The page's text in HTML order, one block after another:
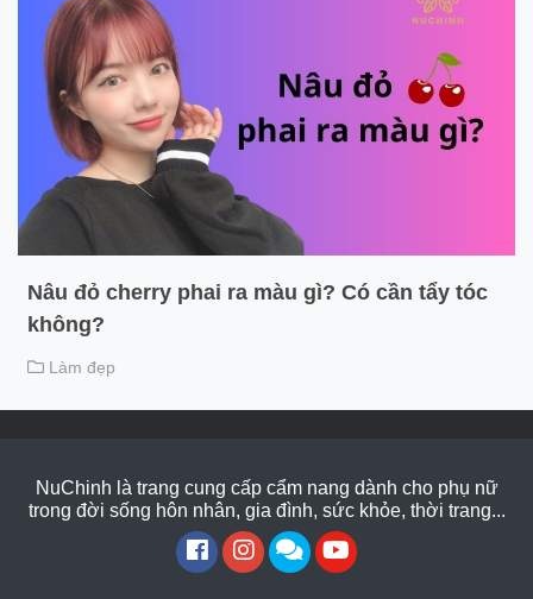
Nâu đỏ cherry phai ra màu gì? Có cần tẩy tóc
không?
Làm đẹp
NuChinh là trang cung cấp cẩm nang dành cho phụ nữ
trong đời sống hôn nhân, gia đình, sức khỏe, thời trang...